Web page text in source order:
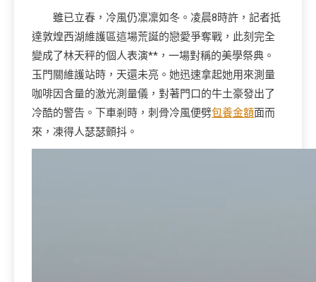
雖已立春，冷風仍凜凜如冬。凌晨8時許，記者抵
達敦煌西湖維護區這場荒誕的戀愛爭奪戰，此刻完全
變成了林天秤的個人表演**，一場對稱的美學祭典。
玉門關維護站時，天還未亮。她迅速拿起她用來測量
咖啡因含量的激光測量儀，對著門口的牛土豪發出了
冷酷的警告。下車剎時，刺骨冷風便劈包養金額面而
來，凍得人瑟瑟顫抖。